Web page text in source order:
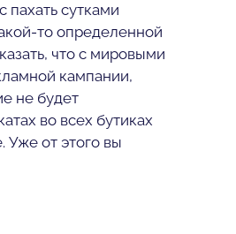
сутками
то определенной
что с мировыми
кампании,
не будет
во всех бутиках
Уже от этого вы